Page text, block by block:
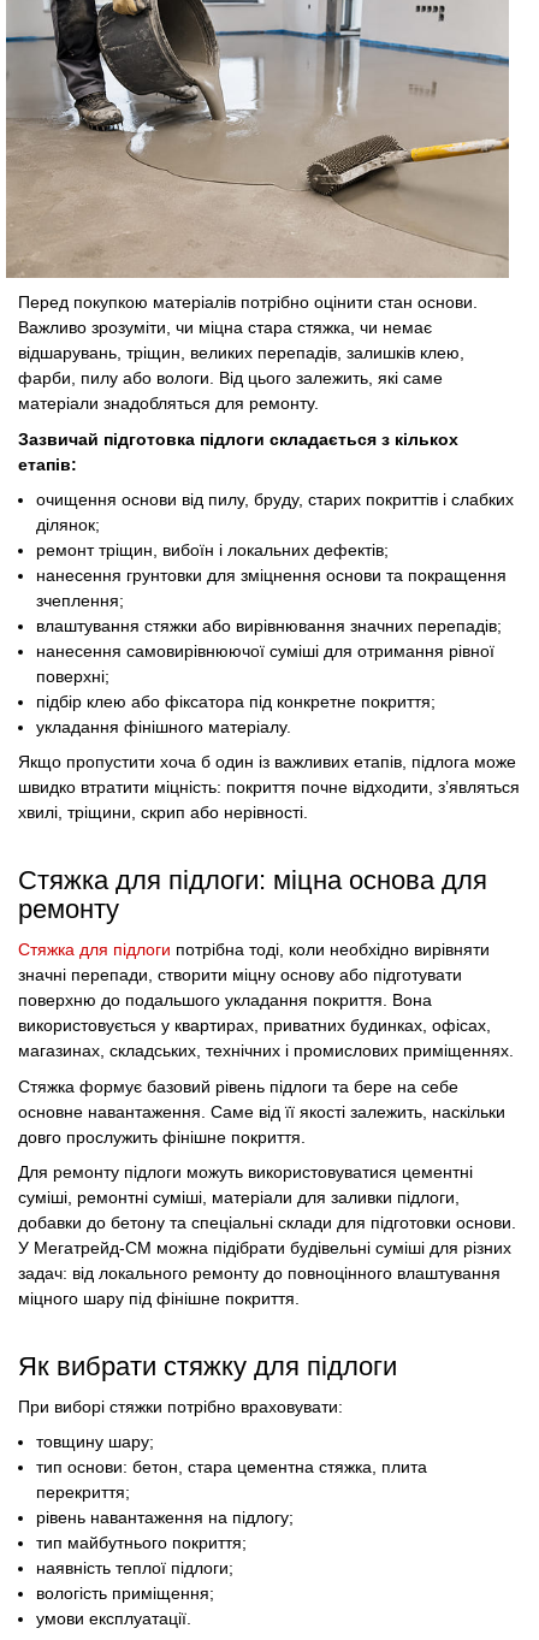
Перед покупкою матеріалів потрібно оцінити стан основи.
Важливо зрозуміти, чи міцна стара стяжка, чи немає
відшарувань, тріщин, великих перепадів, залишків клею,
фарби, пилу або вологи. Від цього залежить, які саме
матеріали знадобляться для ремонту.
Зазвичай підготовка підлоги складається з кількох
етапів:
очищення основи від пилу, бруду, старих покриттів і слабких
ділянок;
ремонт тріщин, вибоїн і локальних дефектів;
нанесення грунтовки для зміцнення основи та покращення
зчеплення;
влаштування стяжки або вирівнювання значних перепадів;
нанесення самовирівнюючої суміші для отримання рівної
поверхні;
підбір клею або фіксатора під конкретне покриття;
укладання фінішного матеріалу.
Якщо пропустити хоча б один із важливих етапів, підлога може
швидко втратити міцність: покриття почне відходити, з’являться
хвилі, тріщини, скрип або нерівності.
Стяжка для підлоги: міцна основа для
ремонту
Стяжка для підлоги потрібна тоді, коли необхідно вирівняти
значні перепади, створити міцну основу або підготувати
поверхню до подальшого укладання покриття. Вона
використовується у квартирах, приватних будинках, офісах,
магазинах, складських, технічних і промислових приміщеннях.
Стяжка формує базовий рівень підлоги та бере на себе
основне навантаження. Саме від її якості залежить, наскільки
довго прослужить фінішне покриття.
Для ремонту підлоги можуть використовуватися цементні
суміші, ремонтні суміші, матеріали для заливки підлоги,
добавки до бетону та спеціальні склади для підготовки основи.
У Мегатрейд-СМ можна підібрати будівельні суміші для різних
задач: від локального ремонту до повноцінного влаштування
міцного шару під фінішне покриття.
Як вибрати стяжку для підлоги
При виборі стяжки потрібно враховувати:
товщину шару;
тип основи: бетон, стара цементна стяжка, плита
перекриття;
рівень навантаження на підлогу;
тип майбутнього покриття;
наявність теплої підлоги;
вологість приміщення;
умови експлуатації.